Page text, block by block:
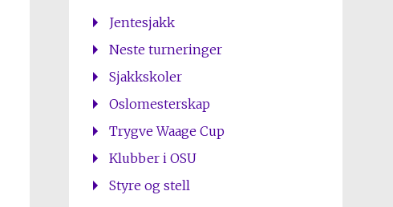
Jentesjakk
Neste turneringer
Sjakkskoler
Oslomesterskap
Trygve Waage Cup
Klubber i OSU
Styre og stell